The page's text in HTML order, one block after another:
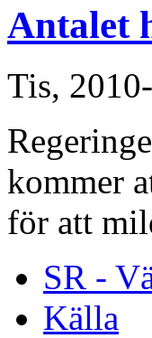
Antalet
Tis,
kommer
för att
SR -
Källa